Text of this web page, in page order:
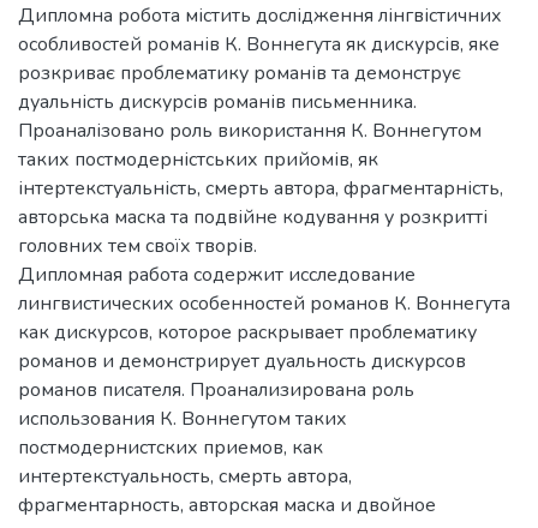
Дипломна робота містить дослідження лінгвістичних
особливостей романів К. Воннегута як дискурсів, яке
розкриває проблематику романів та демонструє
дуальність дискурсів романів письменника.
Проаналізовано роль використання К. Воннегутом
таких постмодерністських прийомів, як
інтертекстуальність, смерть автора, фрагментарність,
авторська маска та подвійне кодування у розкритті
головних тем своїх творів.
Дипломная работа содержит исследование
лингвистических особенностей романов К. Воннегута
как дискурсов, которое раскрывает проблематику
романов и демонстрирует дуальность дискурсов
романов писателя. Проанализирована роль
использования К. Воннегутом таких
постмодернистских приемов, как
интертекстуальность, смерть автора,
фрагментарность, авторская маска и двойное